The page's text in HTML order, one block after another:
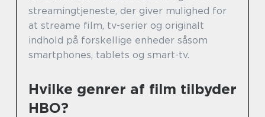
streamingtjeneste, der giver mulighed for
at streame film, tv-serier og originalt
indhold på forskellige enheder såsom
smartphones, tablets og smart-tv.
Hvilke genrer af film tilbyder
HBO?